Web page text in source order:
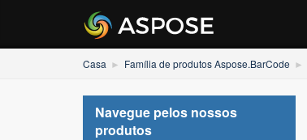
Casa Família de produtos Aspose.BarCode
Navegue pelos nossos
produtos